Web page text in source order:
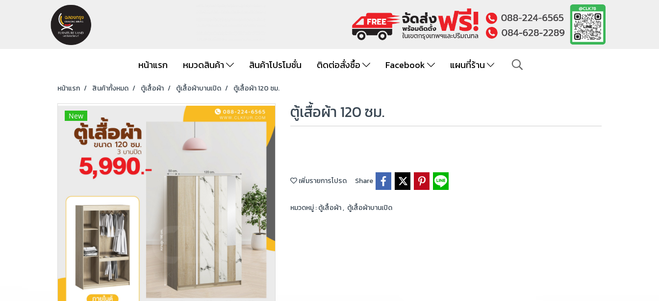
หน้าแรก หมวดสินค้า สินค้าโปรโมชั่น ติดต่อสั่งซื้อ Facebook แผนที่ร้าน
หน้าแรก สินค้าทั้งหมด ตู้เสื้อผ้า ตู้เสื้อผ้าบานเปิด ตู้เสื้อผ้า 120 ซม.
New ตู้เสื้อผ้า 120 ซม.
เพิ่มรายการโปรด Share
หมวดหมู่ :ตู้เสื้อผ้า, ตู้เสื้อผ้าบานเปิด